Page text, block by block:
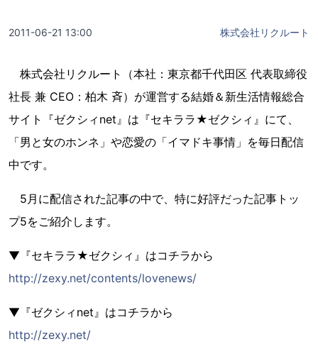
2011-06-21 13:00 株式会社リクルート
株式会社リクルート（本社：東京都千代田区 代表取締役
社長 兼 CEO：柏木 斉）が運営する結婚＆新生活情報総合
サイト『ゼクシィnet』は『セキララ★ゼクシィ』にて、
「男と女のホンネ」や恋愛の「イマドキ事情」を毎日配信
中です。
5月に配信された記事の中で、特に好評だった記事トッ
プ5をご紹介します。
▼『セキララ★ゼクシィ』はコチラから
http://zexy.net/contents/lovenews/
▼『ゼクシィnet』はコチラから
http://zexy.net/